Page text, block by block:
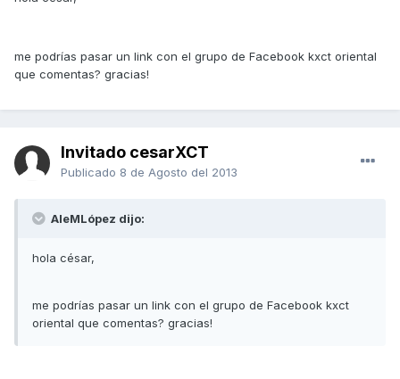
me podrías pasar un link con el grupo de Facebook kxct oriental
que comentas? gracias!
Invitado cesarXCT
Publicado 8 de Agosto del 2013
AleMLópez dijo:
hola césar,
me podrías pasar un link con el grupo de Facebook kxct
oriental que comentas? gracias!